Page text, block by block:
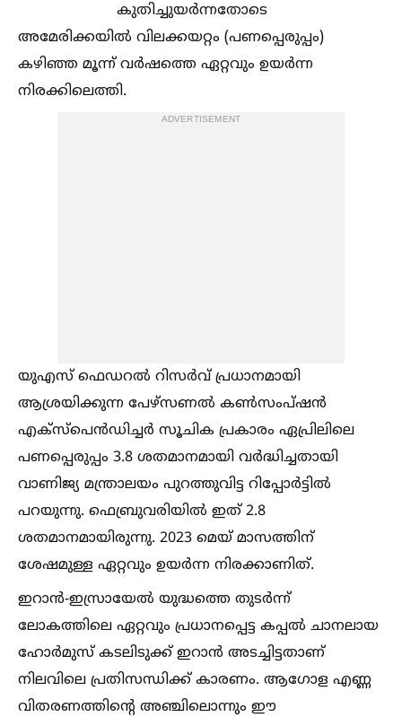
കുതിച്ചുയർന്നതോടെ
അമേരിക്കയില്‍ വിലക്കയറ്റം (പണപ്പെരുപ്പം)
കഴിഞ്ഞ മൂന്ന് വർഷത്തെ ഏറ്റവും ഉയർന്ന
നിരക്കിലെത്തി.
ADVERTISEMENT
യുഎസ് ഫെഡറല്‍ റിസർവ് പ്രധാനമായി
ആശ്രയിക്കുന്ന പേഴ്‌സണല്‍ കണ്‍സംപ്ഷൻ
എക്സ്പെൻഡിച്ചർ സൂചിക പ്രകാരം ഏപ്രിലിലെ
പണപ്പെരുപ്പം 3.8 ശതമാനമായി വർദ്ധിച്ചതായി
വാണിജ്യ മന്ത്രാലയം പുറത്തുവിട്ട റിപ്പോർട്ടില്‍
പറയുന്നു. ഫെബ്രുവരിയില്‍ ഇത് 2.8
ശതമാനമായിരുന്നു. 2023 മെയ് മാസത്തിന്
ശേഷമുള്ള ഏറ്റവും ഉയർന്ന നിരക്കാണിത്.
ഇറാൻ-ഇസ്രായേല്‍ യുദ്ധത്തെ തുടർന്ന്
ലോകത്തിലെ ഏറ്റവും പ്രധാനപ്പെട്ട കപ്പല്‍ ചാനലായ
ഹോർമുസ് കടലിടുക്ക് ഇറാൻ അടച്ചിട്ടതാണ്
നിലവിലെ പ്രതിസന്ധിക്ക് കാരണം. ആഗോള എണ്ണ
വിതരണത്തിൻ്റെ അഞ്ചിലൊന്നും ഈ